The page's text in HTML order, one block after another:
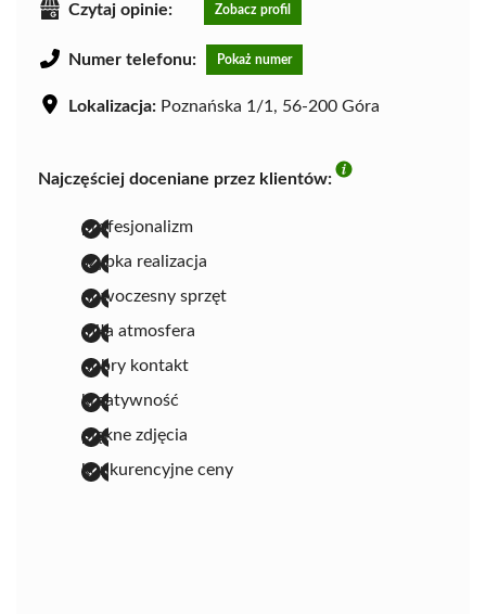
Czytaj opinie: Zobacz profil
Numer telefonu: Pokaż numer
Lokalizacja: Poznańska 1/1, 56-200 Góra
Najczęściej doceniane przez klientów:
profesjonalizm
szybka realizacja
nowoczesny sprzęt
miła atmosfera
dobry kontakt
kreatywność
piękne zdjęcia
konkurencyjne ceny